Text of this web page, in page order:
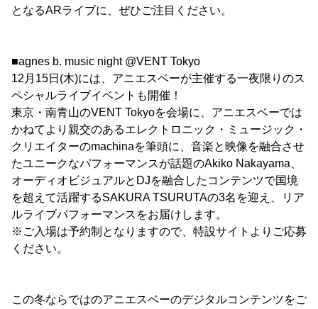
となるARライブに、ぜひご注目ください。
■agnes b. music night @VENT Tokyo
12月15日(木)には、アニエスベーが主催する一夜限りのス
ペシャルライブイベントも開催！
東京・南青山のVENT Tokyoを会場に、アニエスベーでは
かねてより親交のあるエレクトロニック・ミュージック・
クリエイターのmachinaを筆頭に、音楽と映像を融合させ
たユニークなパフォーマンスが話題のAkiko Nakayama、
オーディオビジュアルとDJを融合したコンテンツで国境
を超えて活躍するSAKURA TSURUTAの3名を迎え、リア
ルライブパフォーマンスをお届けします。
※ご入場は予約制となりますので、特設サイトよりご応募
ください。
この冬ならではのアニエスベーのデジタルコンテンツをご